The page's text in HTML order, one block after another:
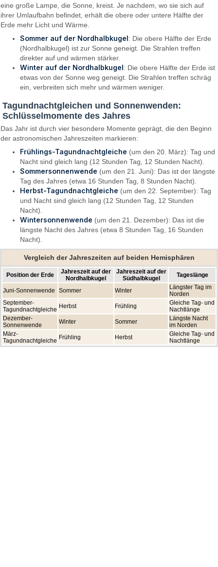
eine große Lampe, die Sonne, kreist. Je nachdem, wo sie sich auf
ihrer Umlaufbahn befindet, erhält die obere oder untere Hälfte der
Erde mehr Licht und Wärme.
Sommer auf der Nordhalbkugel: Die obere Hälfte der Erde
(Nordhalbkugel) ist zur Sonne geneigt. Die Strahlen treffen
direkter auf und wärmen stärker.
Winter auf der Nordhalbkugel: Die obere Hälfte der Erde ist
etwas von der Sonne weg geneigt. Die Strahlen treffen schräg
ein, verbreiten sich mehr und wärmen weniger.
Tagundnachtgleichen und Sonnenwenden:
Schlüsselmomente des Jahres
Das Jahr ist durch vier besondere Momente geprägt, die den Beginn
der astronomischen Jahreszeiten markieren:
Frühlings-Tagundnachtgleiche (um den 20. März): Tag und
Nacht sind gleich lang (12 Stunden Tag, 12 Stunden Nacht).
Sommersonnenwende (um den 21. Juni): Das ist der längste
Tag des Jahres (etwa 16 Stunden Tag, 8 Stunden Nacht).
Herbst-Tagundnachtgleiche (um den 22. September): Tag
und Nacht sind gleich lang (12 Stunden Tag, 12 Stunden
Nacht).
Wintersonnenwende (um den 21. Dezember): Das ist die
längste Nacht des Jahres (etwa 8 Stunden Tag, 16 Stunden
Nacht).
Vergleich der Jahreszeiten auf beiden Hemisphären
Position der Erde
Jahreszeit auf der
Nordhalbkugel
Jahreszeit auf der
Südhalbkugel
Tageslänge
Juni-Sonnenwende Sommer Winter
Längster Tag im
Norden
September-
Tagundnachtgleiche Herbst Frühling
Gleiche Tag- und
Nachtlänge
Dezember-
Sonnenwende
Winter Sommer
Längste Nacht
im Norden
März-
Tagundnachtgleiche Frühling Herbst
Gleiche Tag- und
Nachtlänge